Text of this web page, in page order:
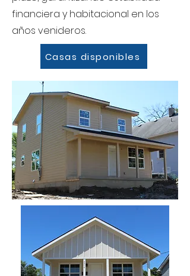
financiera y habitacional en los
años venideros.
Casas disponibles